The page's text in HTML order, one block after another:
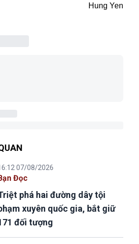
Hung Yen
07/08/2026
Đọc
phá hai đường dây tội
xuyên quốc gia, bắt giữ
đối tượng